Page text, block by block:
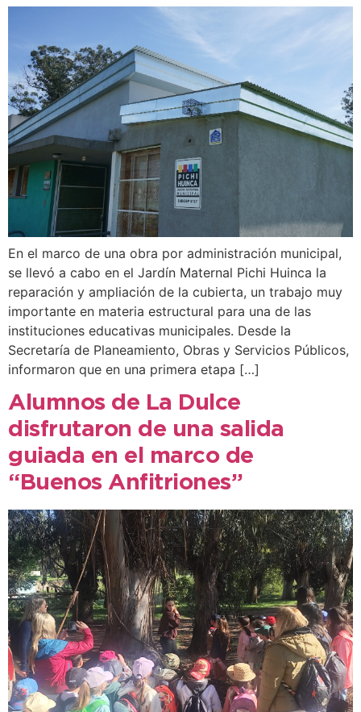
En el marco de una obra por administración municipal,
se llevó a cabo en el Jardín Maternal Pichi Huinca la
reparación y ampliación de la cubierta, un trabajo muy
importante en materia estructural para una de las
instituciones educativas municipales. Desde la
Secretaría de Planeamiento, Obras y Servicios Públicos,
informaron que en una primera etapa […]
Alumnos de La Dulce
disfrutaron de una salida
guiada en el marco de
“Buenos Anfitriones”